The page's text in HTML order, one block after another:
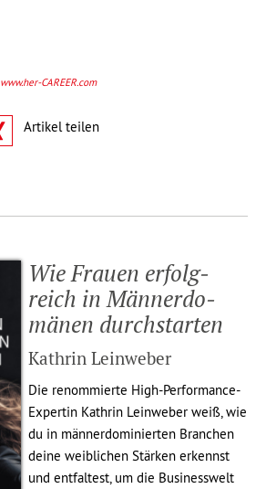
www.her-CAREER.com
Wie Frauen erfolg­
reich in Männer­do­
mänen durch­starten
Kathrin Leinweber
Die renom­mierte High-Perfor­mance-
Expertin Kathrin Leinweber weiß, wie
du in männer­do­mi­nierten Branchen
deine weib­li­chen Stärken erkennst
und entfal­test, um die Busi­ness­welt